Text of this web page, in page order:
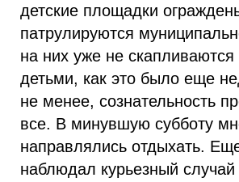
детские площадки
патрулируются
на них уже не
детьми, как это было еще
не менее, сознательность
все. В минувшую субботу
направлялись отдыхать.
наблюдал курьезный случай